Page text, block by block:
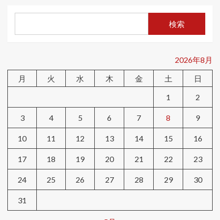
検索
2026年8月
月
火 水 木 金 土
日
1
2
3 4 5 6 7 8 9
10 11 12 13 14 15 16
17 18 19 20 21 22 23
24 25 26 27 28 29 30
31